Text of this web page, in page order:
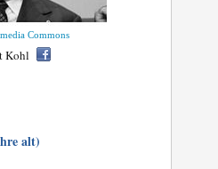
Commons
Kohl
alt)